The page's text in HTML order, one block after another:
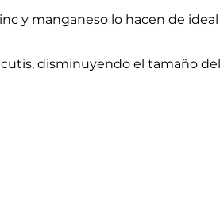
y manganeso lo hacen de
disminuyendo el tamaño